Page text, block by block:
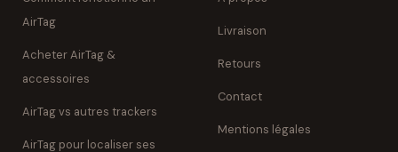
AirTag
Acheter AirTag &
accessoires
AirTag vs autres trackers
AirTag pour localiser ses
Livraison
Retours
Contact
Mentions légales